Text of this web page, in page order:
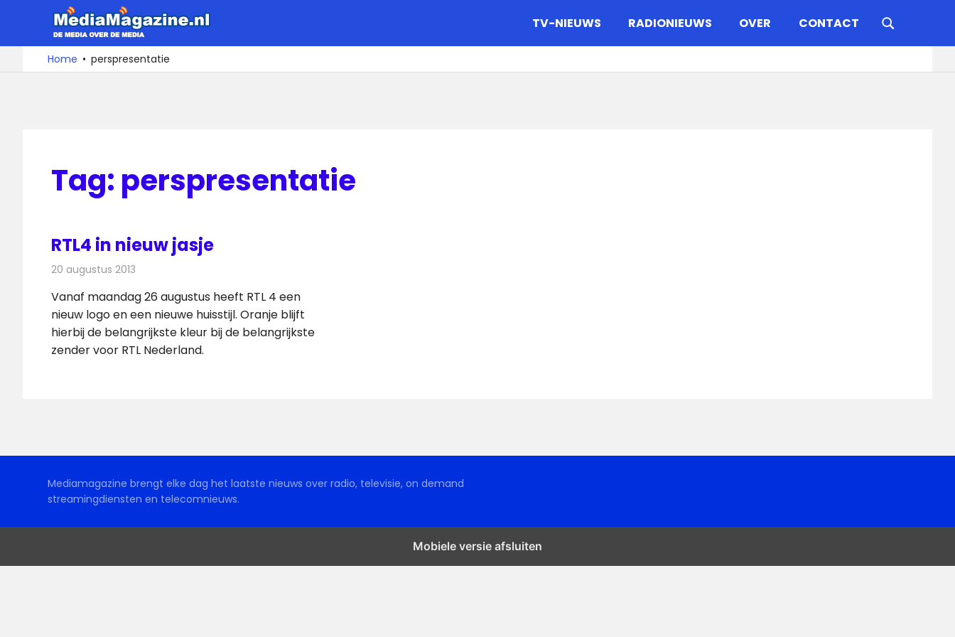
de
De
media
over
TV-NIEUWS RADIONIEUWS OVER CONTACT
Home perspresentatie
Tag: perspresentatie
RTL4 in nieuw jasje
20 augustus 2013
Vanaf maandag 26 augustus heeft RTL 4 een
nieuw logo en een nieuwe huisstijl. Oranje blijft
hierbij de belangrijkste kleur bij de belangrijkste
zender voor RTL Nederland.
Mediamagazine brengt elke dag het laatste nieuws over radio, televisie, on demand
streamingdiensten en telecomnieuws.
Mobiele versie afsluiten